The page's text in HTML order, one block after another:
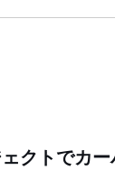
クトでカ